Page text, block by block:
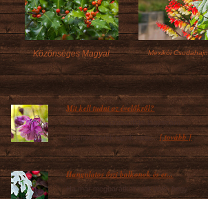
Közönséges Magyal Mexikói
Mit kell tudni az évelőkről?
Az évelők a szabadföldi lágyszárú
dísznövények egyik nagy...[ tovább ]
Hangulatos őszi balkonok és er...
Ha már megbarátkoztunk vele, hogy